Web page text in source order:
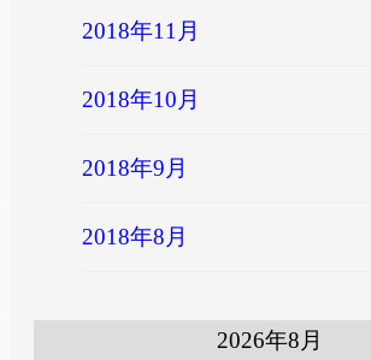
2018年11月
2018年10月
2018年9月
2018年8月
2026年8月